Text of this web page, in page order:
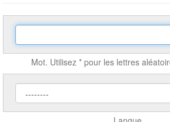
Mot. Utilisez * pour les lettres